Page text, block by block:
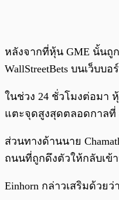
หลังจากที่หุ้น GME นั้นถู
WallStreetBets บนเว็บบอ
ในช่วง 24 ชั่วโมงต่อมา
แตะจุดสูงสุดตลอดกาลที่
ส่วนทางด้านนาย
ถนนที่ถูกดึงตัวให้กลับเข้
Einhorn กล่าวเสริมด้วย